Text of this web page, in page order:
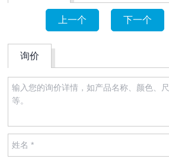
上一个 下一个
询价